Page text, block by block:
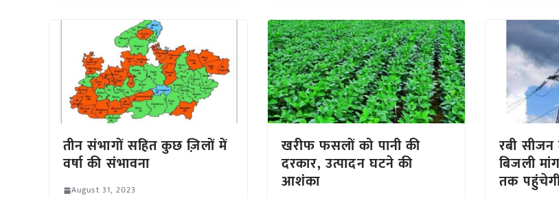
तीन संभागों सहित कुछ ज़िलों में
वर्षा की संभावना
August 31, 2023
खरीफ फसलों को पानी की
दरकार, उत्पादन घटने की
आशंका
रबी सीजन
बिजली
तक